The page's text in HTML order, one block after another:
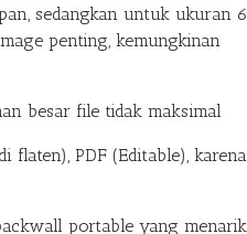
sedangkan untuk ukuran
penting, kemungkinan
besar file tidak maksimal
flaten), PDF (Editable), karena
portable yang menarik